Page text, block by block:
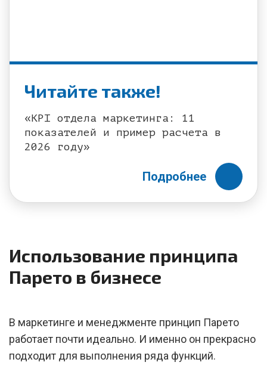
Читайте также!
«KPI отдела маркетинга: 11
показателей и пример расчета в
2026 году»
Подробнее
Использование принципа
Парето в бизнесе
В маркетинге и менеджменте принцип Парето
работает почти идеально. И именно он прекрасно
подходит для выполнения ряда функций.